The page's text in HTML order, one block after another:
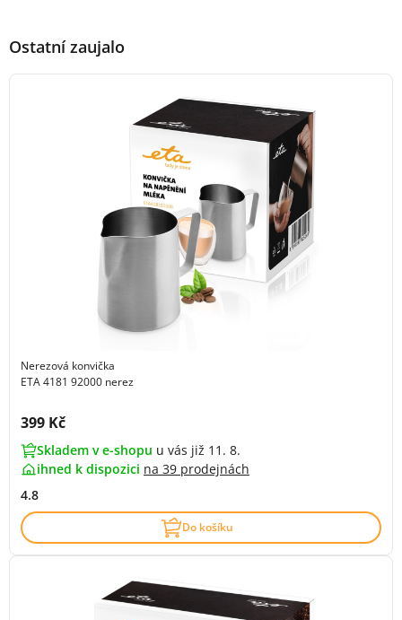
Ostatní zaujalo
Nerezová konvička
ETA 4181 92000 nerez
Cena s DPH:
399 Kč
Skladem v e-shopu u vás již 11. 8.
ihned k dispozici na 39 prodejnách
4.8
Do košíku